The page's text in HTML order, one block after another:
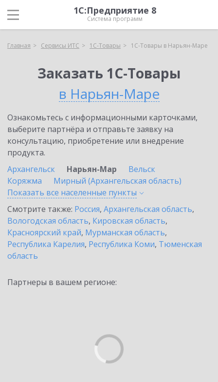
1С:Предприятие 8
Система программ
Главная Сервисы ИТС 1С-Товары 1С-Товары в Нарьян-Маре
Заказать 1С-Товары
в Нарьян-Маре
Ознакомьтесь с информационными карточками,
выберите партнёра и отправьте заявку на
консультацию, приобретение или внедрение
продукта.
Архангельск
Нарьян-Мар
Вельск
Коряжма
Мирный (Архангельская область)
Показать все населенные пункты
Смотрите также: Россия, Архангельская область,
Вологодская область, Кировская область,
Красноярский край, Мурманская область,
Республика Карелия, Республика Коми, Тюменская
область
Партнеры в вашем регионе: